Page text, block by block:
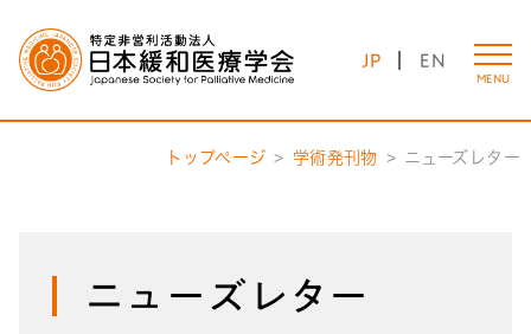
JP EN
MENU
トップページ 学術発刊物 ニューズレター
ニューズレター